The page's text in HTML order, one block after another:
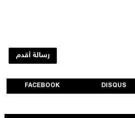
رسالة أقدم
DISQUS
FACEBOOK